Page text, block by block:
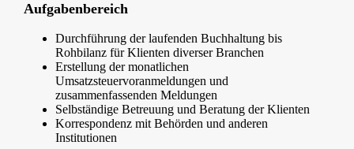
Aufgabenbereich
Durchführung der laufenden Buchhaltung bis
Rohbilanz für Klienten diverser Branchen
Erstellung der monatlichen
Umsatzsteuervoranmeldungen und
zusammenfassenden Meldungen
Selbständige Betreuung und Beratung der Klienten
Korrespondenz mit Behörden und anderen
Institutionen